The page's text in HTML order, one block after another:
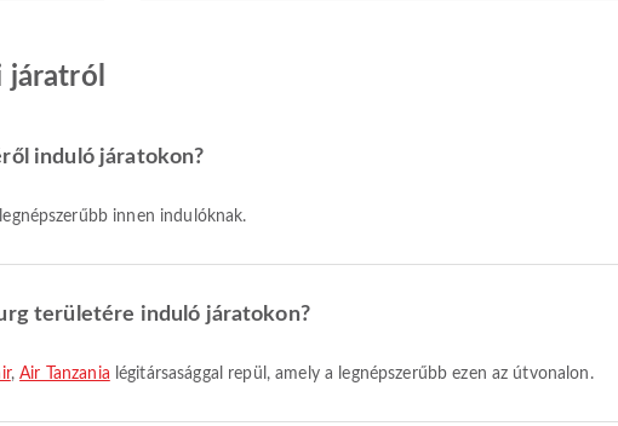
járatról
induló járatokon?
innen indulóknak.
területére induló járatokon?
,Air Tanzania légitársasággal repül, amely a legnépszerűbb ezen az útvonalon.